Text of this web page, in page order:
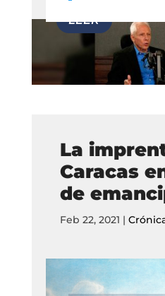
La
Caracas
de
Feb 22, 2021 |